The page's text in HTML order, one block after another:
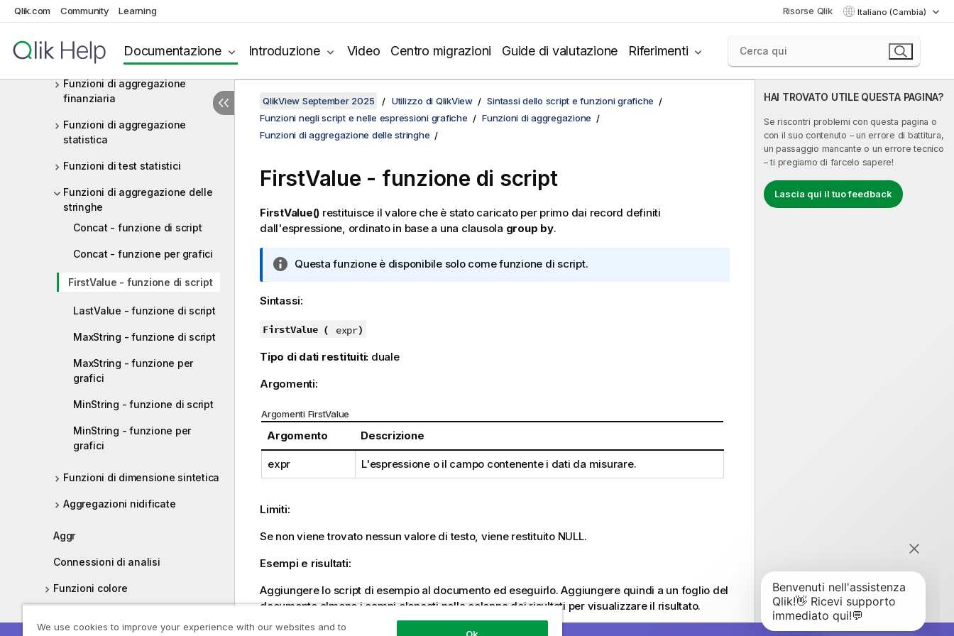
Qlik.com Community Learning Risorse Qlik Italiano (Cambia)
Documentazione Introduzione Video Centro migrazioni Guide di valutazione Riferimenti
base
Funzioni di aggregazione
contatore
Funzioni di aggregazione
finanziaria
Funzioni di aggregazione
statistica
Funzioni di test statistici
Funzioni di aggregazione delle
stringhe
Concat - funzione di script
Concat - funzione per grafici
FirstValue - funzione di script
LastValue - funzione di script
MaxString - funzione di script
MaxString - funzione per
grafici
MinString - funzione di script
MinString - funzione per
grafici
Funzioni di dimensione sintetica
Aggregazioni nidificate
Aggr
Connessioni di analisi
Funzioni colore
HAI TROVATO UTILE QUESTA PAGINA?
Se riscontri problemi con questa pagina o
con il suo contenuto – un errore di battitura,
un passaggio mancante o un errore tecnico
– ti pregiamo di farcelo sapere!
Lascia qui il tuo feedback
QlikView September 2025 Utilizzo di QlikView
Sintassi dello script e funzioni grafiche
Funzioni negli script e nelle espressioni grafiche
Funzioni di aggregazione
Funzioni di aggregazione delle stringhe
FirstValue - funzione di script
FirstValue() restituisce il valore che è stato caricato per primo dai record definiti
dall'espressione, ordinato in base a una clausola group by.
N
i
f
r
a
t
i
a
Questa funzione è disponibile solo come funzione di script.
Sintassi:
FirstValue ( expr)
Tipo di dati restituiti: duale
Argomenti:
Argomenti FirstValue
Argomento Descrizione
expr L'espressione o il campo contenente i dati da misurare.
Limiti:
Se non viene trovato nessun valore di testo, viene restituito NULL.
Esempi e risultati:
Aggiungere lo script di esempio al documento ed eseguirlo. Aggiungere quindi a un foglio del
documento almeno i campi elencati nella colonna dei risultati per visualizzare il risultato.
We use cookies to improve your experience with our websites and to